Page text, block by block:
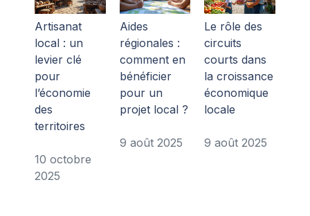
Artisanat
local : un
levier clé
pour
l’économie
des
territoires
10 octobre
2025
Aides
régionales :
comment en
bénéficier
pour un
projet local ?
9 août 2025
Le rôle des
circuits
courts dans
la croissance
économique
locale
9 août 2025